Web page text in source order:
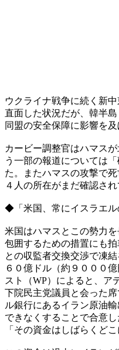
ウクライナ戦争に続く新
直面した状況だが、韓半
同盟の安全保障に影響を
カービー調整官はハマス
う一部の報道については
た。またハマスの攻撃で
４人の所在がまだ確認さ
◆「米国、常にイスラエル
米国はハマスとこの勢力
包囲するための措置にも
との収監者交換交渉で凍
６０億ドル（約９０００
スト（WP）によると、ア
下院民主党議員と会った
ル銀行にあるイラン原油
できなくすることで合意
「その資金はしばらくど